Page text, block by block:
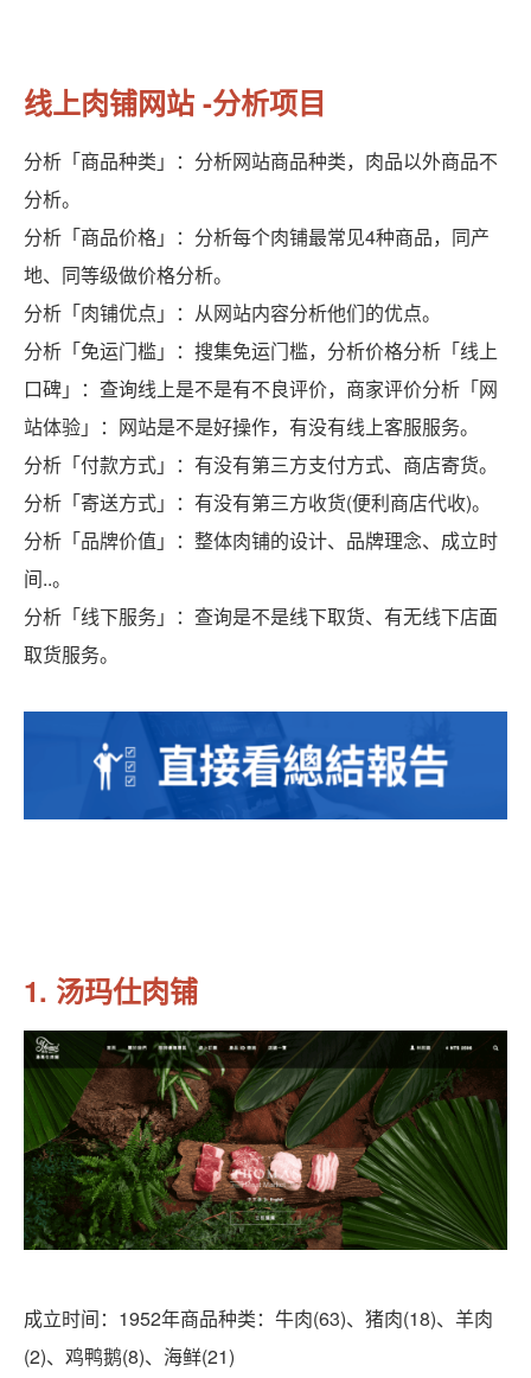
线上肉铺网站 -分析项目
分析「商品种类」：分析网站商品种类，肉品以外商品不
分析。
分析「商品价格」：分析每个肉铺最常见4种商品，同产
地、同等级做价格分析。
分析「肉铺优点」：从网站内容分析他们的优点。
分析「免运门槛」：搜集免运门槛，分析价格分析「线上
口碑」：查询线上是不是有不良评价，商家评价分析「网
站体验」：网站是不是好操作，有没有线上客服服务。
分析「付款方式」：有没有第三方支付方式、商店寄货。
分析「寄送方式」：有没有第三方收货(便利商店代收)。
分析「品牌价值」：整体肉铺的设计、品牌理念、成立时
间..。
分析「线下服务」：查询是不是线下取货、有无线下店面
取货服务。
1. 汤玛仕肉铺
成立时间：1952年商品种类：牛肉(63)、猪肉(18)、羊肉
(2)、鸡鸭鹅(8)、海鲜(21)